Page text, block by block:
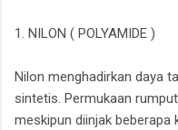
1. NILON ( POLYAMIDE )
Nilon menghadirkan daya
sintetis. Permukaan
meskipun diinjak beberapa